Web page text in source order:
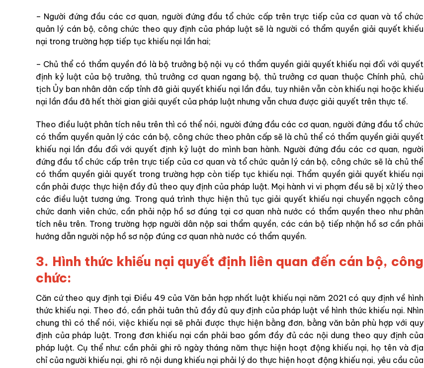
– Người đứng đầu các cơ quan, người đứng đầu tổ chức cấp trên trực tiếp của cơ quan và tổ chức
quản lý cán bộ, công chức theo quy định của pháp luật sẽ là người có thẩm quyền giải quyết khiếu
nại trong trường hợp tiếp tục khiếu nại lần hai;
– Chủ thể có thẩm quyền đó là bộ trưởng bộ nội vụ có thẩm quyền giải quyết khiếu nại đối với quyết
định kỷ luật của bộ trưởng, thủ trưởng cơ quan ngang bộ, thủ trưởng cơ quan thuộc Chính phủ, chủ
tịch Ủy ban nhân dân cấp tỉnh đã giải quyết khiếu nại lần đầu, tuy nhiên vẫn còn khiếu nại hoặc khiếu
nại lần đầu đã hết thời gian giải quyết của pháp luật nhưng vẫn chưa được giải quyết trên thực tế.
Theo điều luật phân tích nêu trên thì có thể nói, người đứng đầu các cơ quan, người đứng đầu tổ chức
có thẩm quyền quản lý các cán bộ, công chức theo phân cấp sẽ là chủ thể có thẩm quyền giải quyết
khiếu nại lần đầu đối với quyết định kỷ luật do mình ban hành. Người đứng đầu các cơ quan, người
đứng đầu tổ chức cấp trên trực tiếp của cơ quan và tổ chức quản lý cán bộ, công chức sẽ là chủ thể
có thẩm quyền giải quyết trong trường hợp còn tiếp tục khiếu nại. Thẩm quyền giải quyết khiếu nại
cần phải được thực hiện đầy đủ theo quy định của pháp luật. Mọi hành vi vi phạm đều sẽ bị xử lý theo
các điều luật tương ứng. Trong quá trình thực hiện thủ tục giải quyết khiếu nại chuyển ngạch công
chức danh viên chức, cần phải nộp hồ sơ đúng tại cơ quan nhà nước có thẩm quyền theo như phân
tích nêu trên. Trong trường hợp người dân nộp sai thẩm quyền, các cán bộ tiếp nhận hồ sơ cần phải
hướng dẫn người nộp hồ sơ nộp đúng cơ quan nhà nước có thẩm quyền.
3. Hình thức khiếu nại quyết định liên quan đến cán bộ, công
chức:
Căn cứ theo quy định tại Điều 49 của Văn bản hợp nhất luật khiếu nại năm 2021 có quy định về hình
thức khiếu nại. Theo đó, cần phải tuân thủ đầy đủ quy định của pháp luật về hình thức khiếu nại. Nhìn
chung thì có thể nói, việc khiếu nại sẽ phải được thực hiện bằng đơn, bằng văn bản phù hợp với quy
định của pháp luật. Trong đơn khiếu nại cần phải bao gồm đầy đủ các nội dung theo quy định của
pháp luật. Cụ thể như: cần phải ghi rõ ngày tháng năm thực hiện hoạt động khiếu nại, họ tên và địa
chỉ của người khiếu nại, ghi rõ nội dung khiếu nại phải lý do thực hiện hoạt động khiếu nại, yêu cầu của